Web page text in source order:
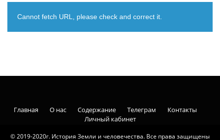
Cannot fetch URL, please check and correct it.
© 2019-2020г. История Земли и человечества. Все права защищены
Главная О нас Содержание Телеграм
Контакты
Личный кабинет